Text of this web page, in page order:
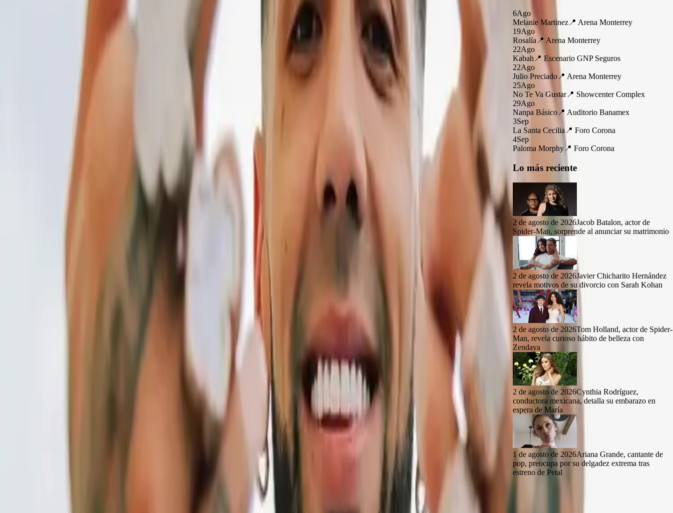
DESDE PUERTO RICO CON AMOR: YOUNG MIKO EN DALE MIXX 2025.
El festival Dale Mixx 2025 será ardiente y más con la presencia de Young Miko.
La cantante boricua es una de las cartas fuertes del festival y no es para menos, ya que en poco tiempo se ha convertido en una de
De hecho Young Miko estuvo presente en el Dale Mixx 2023 y en esa ocasión su nombre apareció ubicado a mitad de cartel,
Sin embargo, 2 años después ya aparece como headliner del festival, lo que habla del crecimiento exponencial de la
6Ago
Melanie Martinez 📍 Arena Monterrey
19Ago
Rosalía 📍 Arena Monterrey
22Ago
Kabah 📍 Escenario GNP Seguros
22Ago
Julio Preciado 📍 Arena Monterrey
25Ago
No Te Va Gustar📍 Showcenter Complex
29Ago
Nanpa Básico 📍 Auditorio Banamex
3Sep
La Santa Cecilia 📍 Foro Corona
4Sep
Paloma Morphy 📍 Foro Corona
Lo más reciente
2 de agosto de 2026Jacob Batalon, actor de
Spider-Man, sorprende al anunciar su matrimonio
2 de agosto de 2026Javier Chicharito Hernández
revela motivos de su divorcio con Sarah Kohan
2 de agosto de 2026Tom Holland, actor de Spider-
Man, revela curioso hábito de belleza con
Zendaya
2 de agosto de 2026Cynthia Rodríguez,
conductora mexicana, detalla su embarazo en
espera de María
1 de agosto de 2026Ariana Grande, cantante de
pop, preocupa por su delgadez extrema tras
estreno de Petal